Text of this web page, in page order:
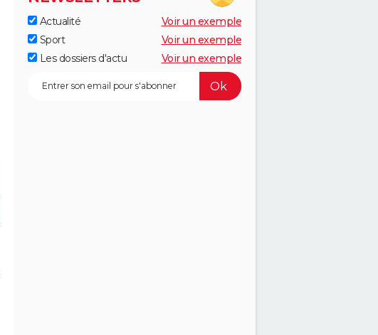
Actualité
Voir un exemple
Sport
Voir un exemple
Les dossiers d'actu
Voir un exemple